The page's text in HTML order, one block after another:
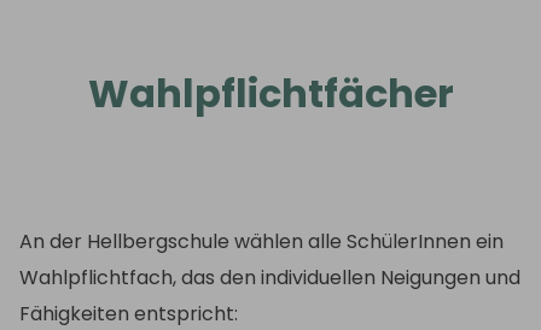
Wahlpflichtfächer
An der Hellbergschule wählen alle SchülerInnen ein
Wahlpflichtfach, das den individuellen Neigungen und
Fähigkeiten entspricht: